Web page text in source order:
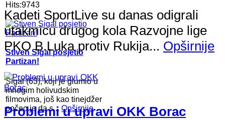
Hits:9743
Stiven Sigal posjetio
Partizan!
Sigal (63), koji je glumio u
mnogim holivudskim
filmovima, još kao tinejdžer
počeo je da s... Opširnije
Kadeti SportLive su danas odigrali
utakmicu drugog kola Razvojne lige
PKO B.Luka protiv Rukija... Opširnije
Problemi u upravi OKK Borac